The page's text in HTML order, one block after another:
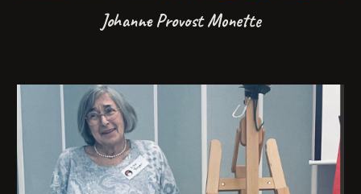
Johanne Provost Monette